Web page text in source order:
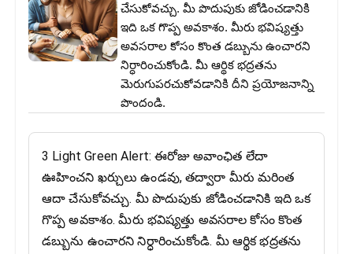
చేసుకోవచ్చు. మీ పొదుపుకు జోడించడానికి
ఇది ఒక గొప్ప అవకాశం. మీరు భవిష్యత్తు
అవసరాల కోసం కొంత డబ్బును ఉంచారని
నిర్ధారించుకోండి. మీ ఆర్థిక భద్రతను
మెరుగుపరచుకోవడానికి దీని ప్రయోజనాన్ని
పొందండి.
3 Light Green Alert: ఈరోజు అవాంఛిత లేదా
ఊహించని ఖర్చులు ఉండవు, తద్వారా మీరు మరింత
ఆదా చేసుకోవచ్చు. మీ పొదుపుకు జోడించడానికి ఇది ఒక
గొప్ప అవకాశం. మీరు భవిష్యత్తు అవసరాల కోసం కొంత
డబ్బును ఉంచారని నిర్ధారించుకోండి. మీ ఆర్థిక భద్రతను